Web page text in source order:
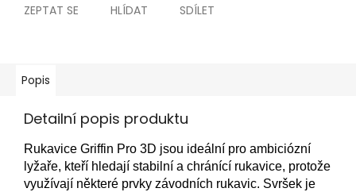
ZEPTAT SE HLÍDAT SDÍLET
Popis
Detailní popis produktu
Rukavice Griffin Pro 3D jsou ideální pro ambiciózní
lyžaře, kteří hledají stabilní a chránící rukavice, protože
využívají některé prvky závodních rukavic. Svršek je